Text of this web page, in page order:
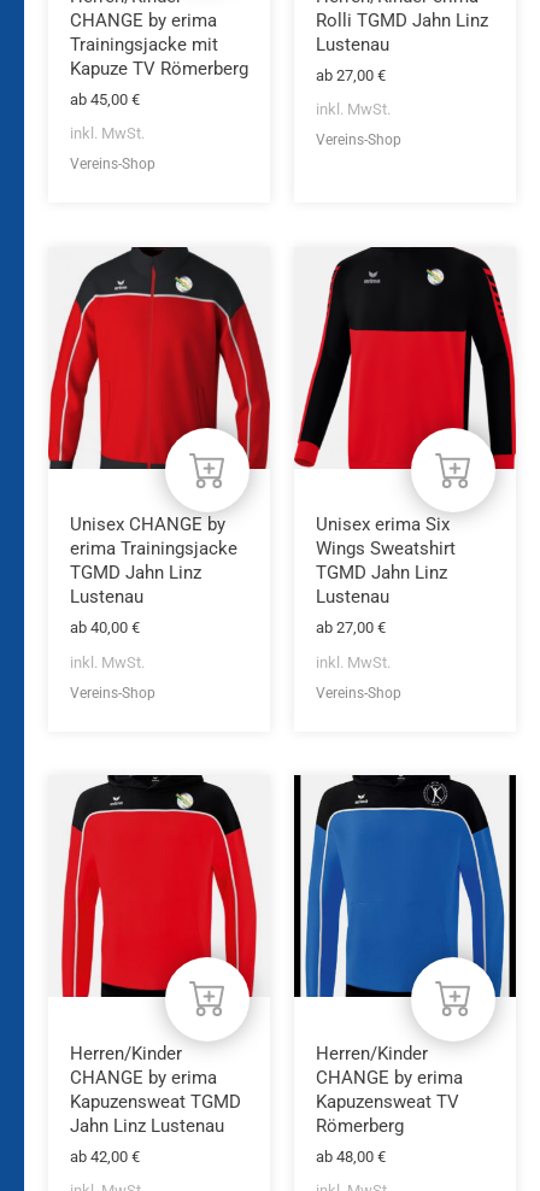
gewählt
werden
CHANGE by erima
Trainingsjacke mit
Kapuze TV Römerberg
ab 45,00 €
inkl. MwSt.
Vereins-Shop
gewählt
werden
Rolli TGMD Jahn Linz
Lustenau
ab 27,00 €
inkl. MwSt.
Vereins-Shop
Dieses
Produkt
weist
mehrere
Varianten
auf.
Die
Optionen
können
auf
Produktseite
gewählt
werden
Unisex CHANGE by
erima Trainingsjacke
TGMD Jahn Linz
Lustenau
ab 40,00 €
inkl. MwSt.
Vereins-Shop
Dieses
Produkt
weist
mehrere
Varianten
auf.
Die
Optionen
können
Produktseite
gewählt
werden
Unisex erima Six
Wings Sweatshirt
TGMD Jahn Linz
Lustenau
ab 27,00 €
inkl. MwSt.
Vereins-Shop
Dieses
Produkt
weist
mehrere
Varianten
auf.
Die
Optionen
können
auf
Produktseite
gewählt
werden
Herren/Kinder
CHANGE by erima
Kapuzensweat TGMD
Jahn Linz Lustenau
ab 42,00 €
Dieses
Produkt
weist
mehrere
Varianten
auf.
Die
Optionen
können
auf
Produktseite
gewählt
werden
Herren/Kinder
CHANGE by erima
Kapuzensweat TV
Römerberg
ab 48,00 €